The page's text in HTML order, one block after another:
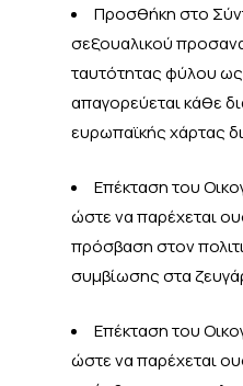
Προσθήκη στο
σεξουαλικού
ταυτότητας φύλου ως
απαγορεύεται κάθε
ευρωπαϊκής χάρτας
Επέκταση του
ώστε να παρέχεται
πρόσβαση στον
συμβίωσης στα
Επέκταση του
ώστε να παρέχεται